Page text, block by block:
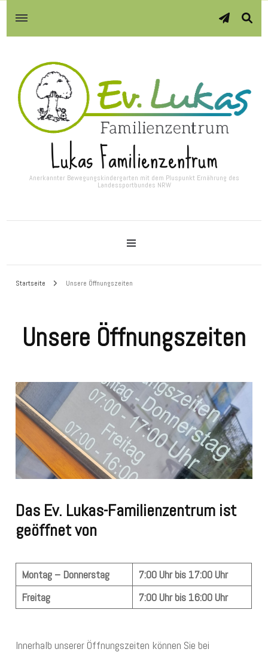
Lukas Familienzentrum
Anerkannter Bewegungskindergarten mit dem Pluspunkt Ernährung des
Landessportbundes NRW
Startseite Unsere Öffnungszeiten
Unsere Öffnungszeiten
Das Ev. Lukas-Familienzentrum ist
geöffnet von
Montag – Donnerstag
7:00 Uhr bis 17:00 Uhr
Freitag
7:00 Uhr bis 16:00 Uhr
Innerhalb unserer Öffnungszeiten können Sie bei